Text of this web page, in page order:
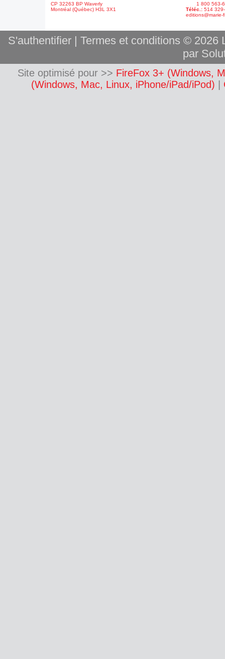
CP 32263 BP Waverly
Montréal (Québec) H3L 3X1
1 800 563-
Téléc.: 514
editions@marie-
S'authentifier| Termes et conditions © 2026
par
Site optimisé pour >> FireFox 3+ (Windows,
(Windows, Mac, Linux, iPhone/iPad/iPod)